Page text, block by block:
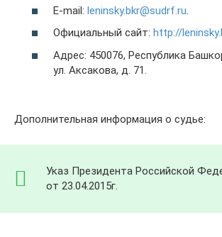
E-mail: leninsky.bkr@sudrf.ru
Официальный сайт: http://
Адрес: 450076, Республика
ул. Аксакова, д. 71.
Дополнительная информация о судье:
Указ Президента Российской
от 23.04.2015г.